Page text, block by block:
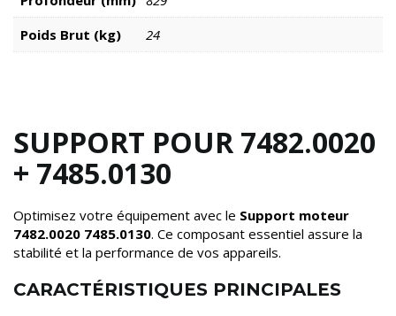
Poids Brut (kg)
24
SUPPORT POUR 7482.0020
+ 7485.0130
Optimisez votre équipement avec le Support moteur
7482.0020 7485.0130. Ce composant essentiel assure la
stabilité et la performance de vos appareils.
CARACTÉRISTIQUES PRINCIPALES